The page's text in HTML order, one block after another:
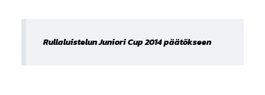
Rullaluistelun Juniori Cup 2014 päätökseen